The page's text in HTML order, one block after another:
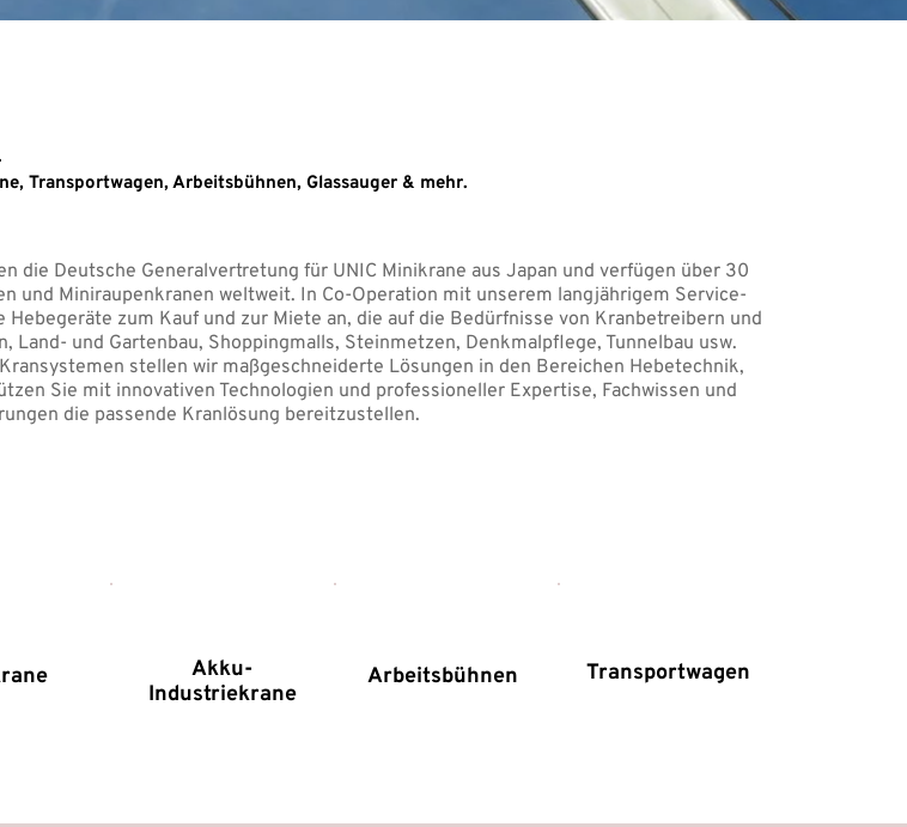
Transportwagen, Arbeitsbühnen, Glassauger & mehr.
die Deutsche Generalvertretung für UNIC Minikrane aus Japan und verfügen über 30
und Miniraupenkranen weltweit. In Co-Operation mit unserem langjährigem Service-
zum Kauf und zur Miete an, die auf die Bedürfnisse von Kranbetreibern und
und Gartenbau, Shoppingmalls, Steinmetzen, Denkmalpflege, Tunnelbau usw.
stellen wir maßgeschneiderte Lösungen in den Bereichen Hebetechnik,
Sie mit innovativen Technologien und professioneller Expertise, Fachwissen und
die passende Kranlösung bereitzustellen.
Akku-
Industriekrane
Arbeitsbühnen Transportwagen